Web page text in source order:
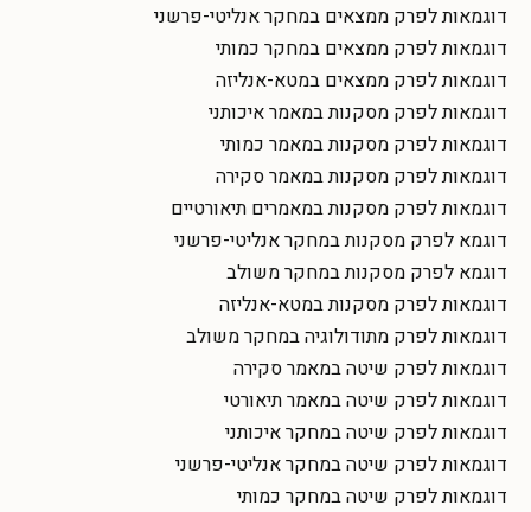
דוגמאות לפרק ממצאים במחקר אנליטי-פרשני
דוגמאות לפרק ממצאים במחקר כמותי
דוגמאות לפרק ממצאים במטא-אנליזה
דוגמאות לפרק מסקנות במאמר איכותני
דוגמאות לפרק מסקנות במאמר כמותי
דוגמאות לפרק מסקנות במאמר סקירה
דוגמאות לפרק מסקנות במאמרים תיאורטיים
דוגמא לפרק מסקנות במחקר אנליטי-פרשני
דוגמא לפרק מסקנות במחקר משולב
דוגמאות לפרק מסקנות במטא-אנליזה
דוגמאות לפרק מתודולוגיה במחקר משולב
דוגמאות לפרק שיטה במאמר סקירה
דוגמאות לפרק שיטה במאמר תיאורטי
דוגמאות לפרק שיטה במחקר איכותני
דוגמאות לפרק שיטה במחקר אנליטי-פרשני
דוגמאות לפרק שיטה במחקר כמותי